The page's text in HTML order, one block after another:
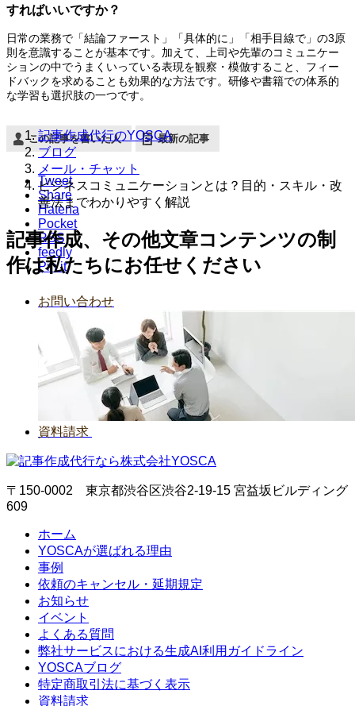
すればいいですか？
日常の業務で「結論ファースト」「具体的に」「相手目線で」の3原
則を意識することが基本です。加えて、上司や先輩のコミュニケー
ションの中でうまくいっている表現を観察・模倣すること、フィー
ドバックを求めることも効果的な方法です。研修や書籍での体系的
な学習も選択肢の一つです。
この記事を書いた人 最新の記事
Tweet
Share
Hatena
Pocket
RSS
feedly
Pin it
記事作成代行のYOSCA
ブログ
メール・チャット
ビジネスコミュニケーションとは？目的・スキル・改
善法までわかりやすく解説
記事作成、その他文章コンテンツの制
作は私たちにお任せください
お問い合わせ
資料請求
〒150-0002 東京都渋谷区渋谷2-19-15 宮益坂ビルディング
609
ホーム
YOSCAが選ばれる理由
事例
依頼のキャンセル・延期規定
お知らせ
イベント
よくある質問
弊社サービスにおける生成AI利用ガイドライン
YOSCAブログ
特定商取引法に基づく表示
資料請求